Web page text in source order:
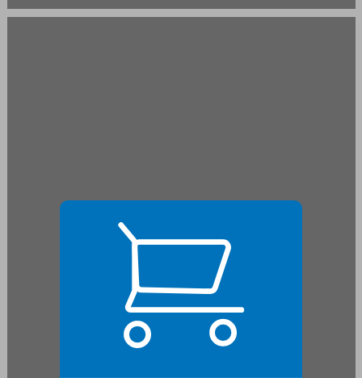
פרק ב ראשיתו של אבו־ג'ורג' ... 19